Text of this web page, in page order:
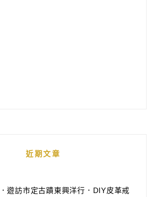
近期文章
遊訪市定古蹟東興洋行．DIY皮革戒